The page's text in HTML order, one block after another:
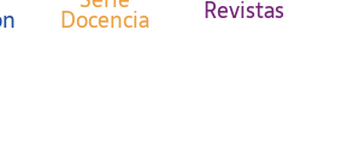
Docencia Revistas